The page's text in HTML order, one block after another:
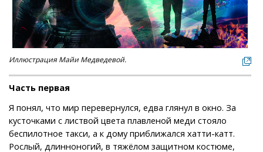
Иллюстрация Майи Медведевой.
Часть первая
Я понял, что мир перевернулся, едва глянул в окно. За
кусточками с листвой цвета плавленой меди стояло
беспилотное такси, а к дому приближался хатти-катт.
Рослый, длинноногий, в тяжёлом защитном костюме,